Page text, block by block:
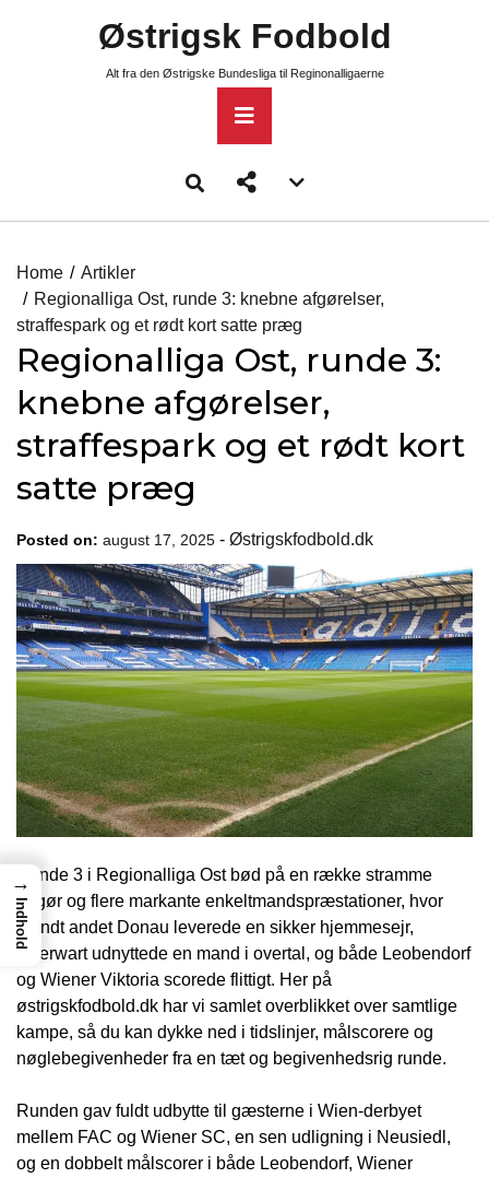
Østrigsk Fodbold
Alt fra den Østrigske Bundesliga til Reginonalligaerne
Primary
Menu
menu
Home
Artikler
Regionalliga Ost, runde 3: knebne afgørelser,
straffespark og et rødt kort satte præg
Regionalliga Ost, runde 3:
knebne afgørelser,
straffespark og et rødt kort
satte præg
Posted on: august 17, 2025 - Østrigskfodbold.dk
Runde 3 i Regionalliga Ost bød på en række stramme
opgør og flere markante enkeltmandspræstationer, hvor
blandt andet Donau leverede en sikker hjemmesejr,
Oberwart udnyttede en mand i overtal, og både Leobendorf
og Wiener Viktoria scorede flittigt. Her på
østrigskfodbold.dk har vi samlet overblikket over samtlige
kampe, så du kan dykke ned i tidslinjer, målscorere og
nøglebegivenheder fra en tæt og begivenhedsrig runde.
Runden gav fuldt udbytte til gæsterne i Wien-derbyet
mellem FAC og Wiener SC, en sen udligning i Neusiedl,
og en dobbelt målscorer i både Leobendorf, Wiener
→
Indhold